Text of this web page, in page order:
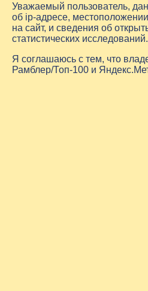
Уважаемый пользователь,
об ip-адресе,
на сайт, и сведения об
статистических исследований.
Я соглашаюсь с тем, что
Рамблер/Топ-100 и